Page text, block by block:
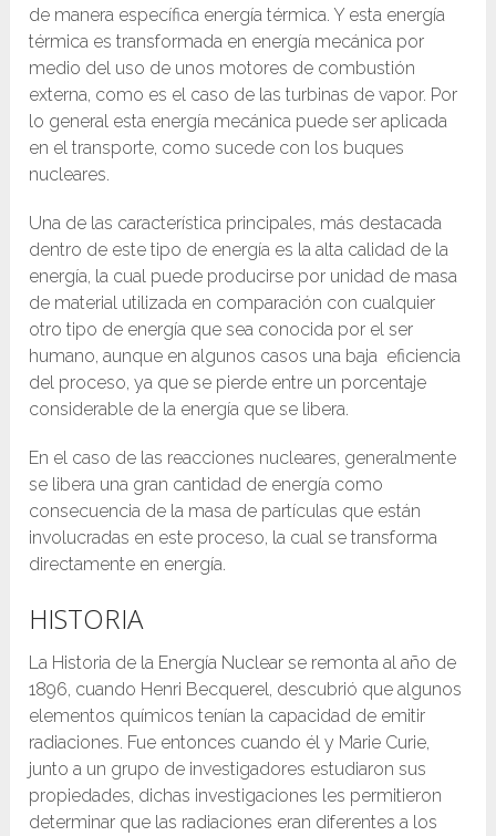
de manera específica energía térmica. Y esta energía
térmica es transformada en energía mecánica por
medio del uso de unos motores de combustión
externa, como es el caso de las turbinas de vapor. Por
lo general esta energía mecánica puede ser aplicada
en el transporte, como sucede con los buques
nucleares.
Una de las característica principales, más destacada
dentro de este tipo de energía es la alta calidad de la
energía, la cual puede producirse por unidad de masa
de material utilizada en comparación con cualquier
otro tipo de energía que sea conocida por el ser
humano, aunque en algunos casos una baja eficiencia
del proceso, ya que se pierde entre un porcentaje
considerable de la energía que se libera.​
En el caso de las reacciones nucleares, generalmente
se libera una gran cantidad de energía como
consecuencia de la masa de partículas que están
involucradas en este proceso, la cual se transforma
directamente en energía.
HISTORIA
La Historia de la Energía Nuclear se remonta al año de
1896, cuando Henri Becquerel, descubrió que algunos
elementos químicos tenían la capacidad de emitir
radiaciones. Fue entonces cuando él y Marie Curie,
junto a un grupo de investigadores estudiaron sus
propiedades, dichas investigaciones les permitieron
determinar que las radiaciones eran diferentes a los